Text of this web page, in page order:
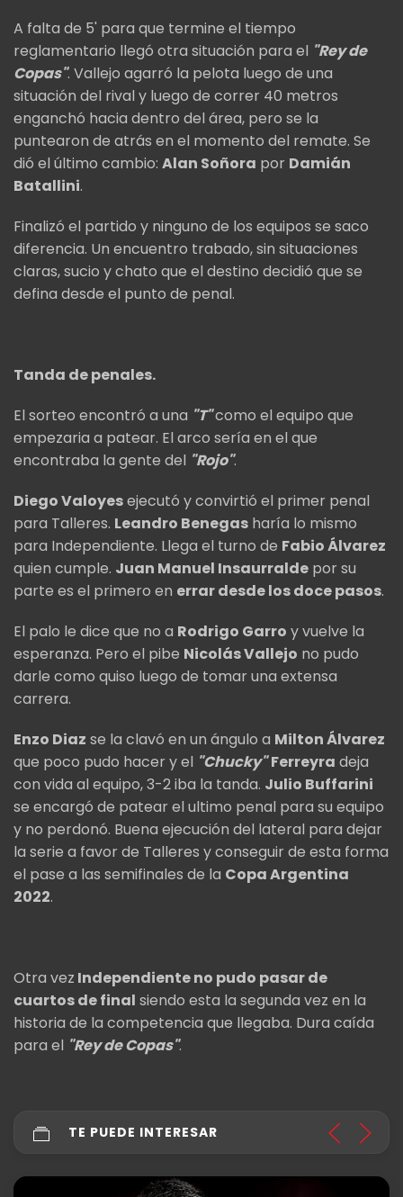
A falta de 5' para que termine el tiempo
reglamentario llegó otra situación para el "Rey de
Copas". Vallejo agarró la pelota luego de una
situación del rival y luego de correr 40 metros
enganchó hacia dentro del área, pero se la
puntearon de atrás en el momento del remate. Se
dió el último cambio: Alan Soñora por Damián
Batallini.
Finalizó el partido y ninguno de los equipos se saco
diferencia. Un encuentro trabado, sin situaciones
claras, sucio y chato que el destino decidió que se
defina desde el punto de penal.
Tanda de penales.
El sorteo encontró a una "T"como el equipo que
empezaria a patear. El arco sería en el que
encontraba la gente del "Rojo".
Diego Valoyesejecutó y convirtió el primer penal
para Talleres. Leandro Benegas haría lo mismo
para Independiente. Llega el turno de Fabio Álvarez
quien cumple. Juan Manuel Insaurralde por su
parte es el primero en errar desde los doce pasos.
El palo le dice que no a Rodrigo Garro y vuelve la
esperanza. Pero el pibe Nicolás Vallejo no pudo
darle como quiso luego de tomar una extensa
carrera.
Enzo Diaz se la clavó en un ángulo a Milton Álvarez
que poco pudo hacer y el "Chucky" Ferreyra deja
con vida al equipo, 3-2 iba la tanda. Julio Buffarini
se encargó de patear el ultimo penal para su equipo
y no perdonó. Buena ejecución del lateral para dejar
la serie a favor de Talleres y conseguir de esta forma
el pase a las semifinales de la Copa Argentina
2022.
Otra vez Independiente no pudo pasar de
cuartos de final siendo esta la segunda vez en la
historia de la competencia que llegaba. Dura caída
para el "Rey de Copas".
TE PUEDE INTERESAR